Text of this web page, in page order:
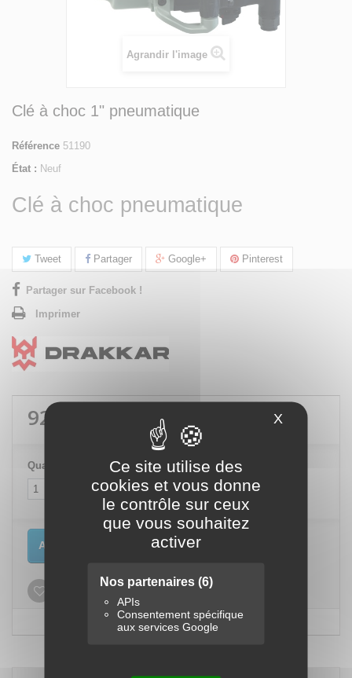
Ce site utilise des
cookies et vous donne
le contrôle sur ceux
que vous souhaitez
activer
Nos partenaires (6)
APIs
Consentement spécifique
aux services Google
X Masquer
Agrandir l'image
Clé à choc 1" pneumatique
Référence 51190
État : Neuf
Clé à choc pneumatique
Tweet Partager Google+ Pinterest
Partager sur Facebook !
Imprimer
921,00 €
Quantité
Ajouter au panier
Ajouter à ma liste d'envies